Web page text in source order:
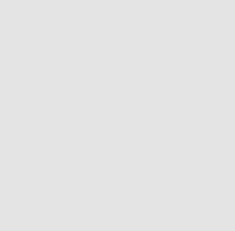
hastasını tıbbi amaçla
tanı koyması yerine geçmez."